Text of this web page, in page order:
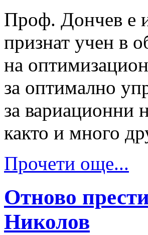
Проф. Дончев е
признат учен в
на
за оптимално
за вариационни
както и много
Прочети още...
Отново
Николов